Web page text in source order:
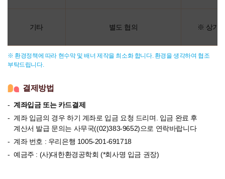
기타 별도 협의 ※ 상기
※ 환경정책에 따라 현수막 및 배너 제작을 최소화 합니다. 환경을 생각하여 협조
부탁드립니다.
결제방법
계좌입금 또는 카드결제
계좌 입금의 경우 하기 계좌로 입금 요청 드리며. 입금 완료 후
계산서 발급 문의는 사무국((02)383-9652)으로 연락바랍니다
계좌 번호 : 우리은행 1005-201-691718
예금주 : (사)대한환경공학회 (*회사명 입금 권장)